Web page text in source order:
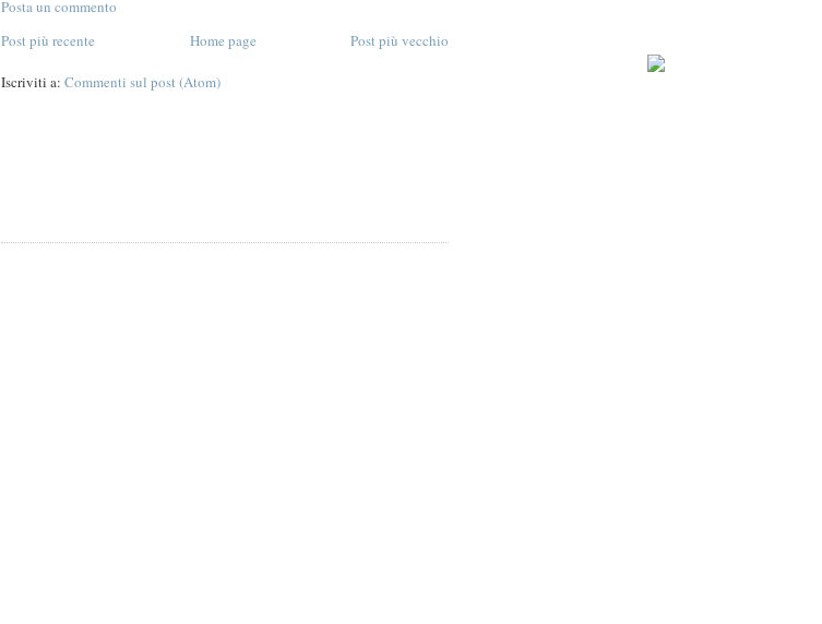
Posta un commento
Post più recente
Post più vecchio
Home page
Iscriviti a: Commenti sul post (Atom)